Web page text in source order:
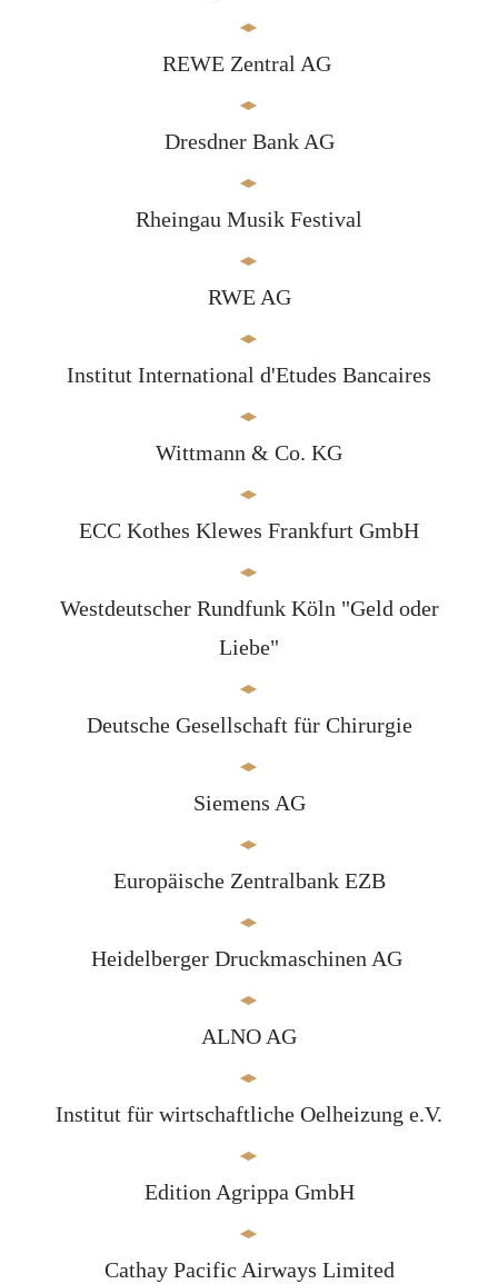
REWE Zentral AG
Dresdner Bank AG
Rheingau Musik Festival
RWE AG
Institut International d'Etudes Bancaires
Wittmann & Co. KG
ECC Kothes Klewes Frankfurt GmbH
Westdeutscher Rundfunk Köln "Geld oder
Liebe"
Deutsche Gesellschaft für Chirurgie
Siemens AG
Europäische Zentralbank EZB
Heidelberger Druckmaschinen AG
ALNO AG
Institut für wirtschaftliche Oelheizung e.V.
Edition Agrippa GmbH
Cathay Pacific Airways Limited